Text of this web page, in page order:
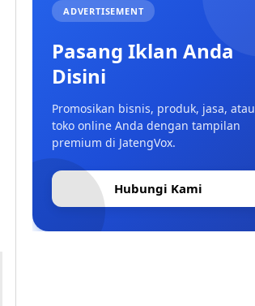
ADVERTISEMENT
Pasang Iklan Anda
Disini
Promosikan bisnis, produk, jasa, atau
toko online Anda dengan tampilan
premium di JatengVox.
Hubungi Kami